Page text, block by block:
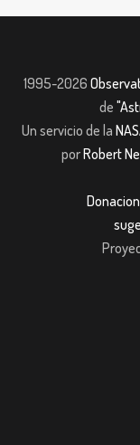
1995-2026
de
Un servicio de la
porRobert